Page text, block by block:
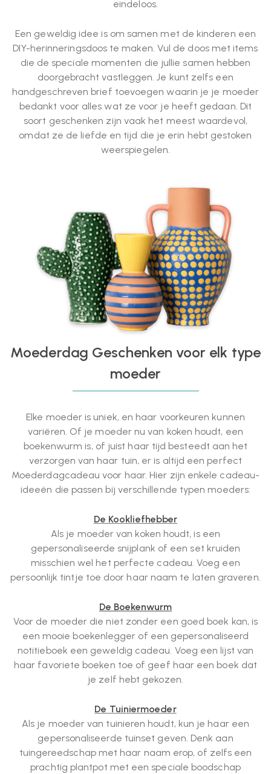
eindeloos.
Een geweldig idee is om samen met de kinderen een
DIY-herinneringsdoos te maken. Vul de doos met items
die de speciale momenten die jullie samen hebben
doorgebracht vastleggen. Je kunt zelfs een
handgeschreven brief toevoegen waarin je je moeder
bedankt voor alles wat ze voor je heeft gedaan. Dit
soort geschenken zijn vaak het meest waardevol,
omdat ze de liefde en tijd die je erin hebt gestoken
weerspiegelen.
Moederdag Geschenken voor elk type
moeder
Elke moeder is uniek, en haar voorkeuren kunnen
variëren. Of je moeder nu van koken houdt, een
boekenwurm is, of juist haar tijd besteedt aan het
verzorgen van haar tuin, er is altijd een perfect
Moederdagcadeau voor haar. Hier zijn enkele cadeau-
ideeën die passen bij verschillende typen moeders:
De Kookliefhebber
Als je moeder van koken houdt, is een
gepersonaliseerde snijplank of een set kruiden
misschien wel het perfecte cadeau. Voeg een
persoonlijk tintje toe door haar naam te laten graveren.
De Boekenwurm
Voor de moeder die niet zonder een goed boek kan, is
een mooie boekenlegger of een gepersonaliseerd
notitieboek een geweldig cadeau. Voeg een lijst van
haar favoriete boeken toe of geef haar een boek dat
je zelf hebt gekozen.
De Tuiniermoeder
Als je moeder van tuinieren houdt, kun je haar een
gepersonaliseerde tuinset geven. Denk aan
tuingereedschap met haar naam erop, of zelfs een
prachtig plantpot met een speciale boodschap